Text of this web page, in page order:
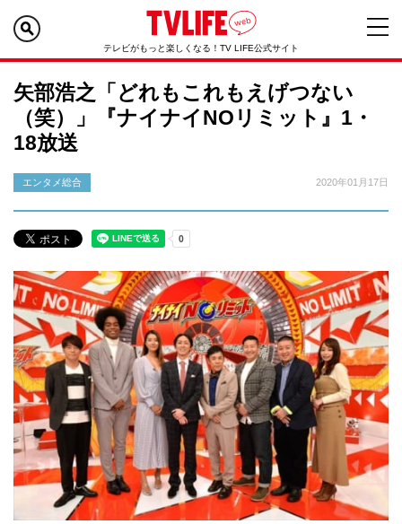
テレビがもっと楽しくなる！TV LIFE公式サイト
矢部浩之「どれもこれもえげつない
（笑）」『ナイナイNOリミット』1・
18放送
エンタメ総合 2020年01月17日